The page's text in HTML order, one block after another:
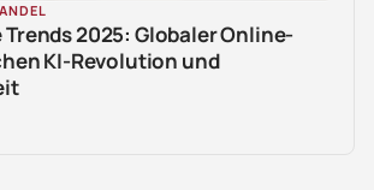
2025: Globaler Online-
KI-Revolution und